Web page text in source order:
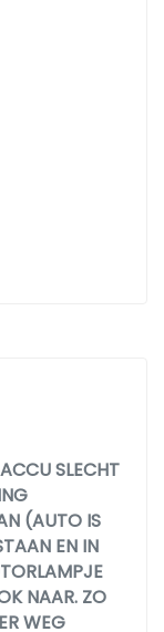
SLECHT
(AUTO IS
EN IN
NAAR. ZO
WEG